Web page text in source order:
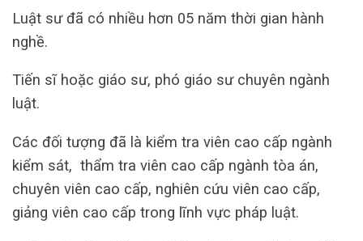
Luật sư đã có nhiều hơn 05 năm thời gian hành
nghề.
Tiến sĩ hoặc giáo sư, phó giáo sư chuyên ngành
luật.
Các đối tượng đã là kiểm tra viên cao cấp ngành
kiểm sát, thẩm tra viên cao cấp ngành tòa án,
chuyên viên cao cấp, nghiên cứu viên cao cấp,
giảng viên cao cấp trong lĩnh vực pháp luật.